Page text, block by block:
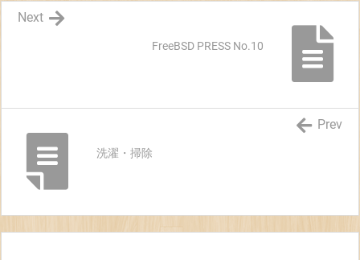
FreeBSD PRESS No.10
Next
洗濯・掃除
Prev